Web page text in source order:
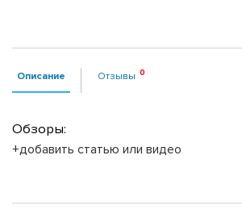
Описание Отзывы
Обзоры:
+добавить статью или видео